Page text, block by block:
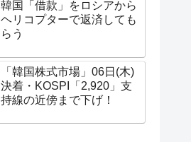
韓国「借款」をロシアから
ヘリコプターで返済しても
らう
「韓国株式市場」06日(木)
決着・KOSPI「2,920」支
持線の近傍まで下げ！